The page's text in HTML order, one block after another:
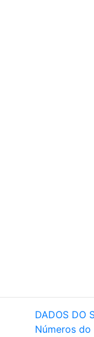
DADOS DO
Números do